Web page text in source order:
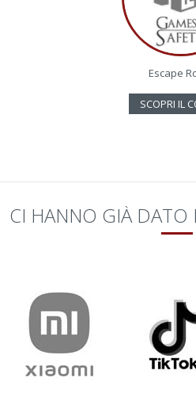
Escape
SCOPRI IL
CI HANNO GIÀ DATO